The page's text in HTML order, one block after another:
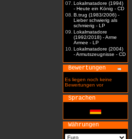
07. Lokalmatadore (1994)
- Heute ein König - CD
08. B.trug (1983/2006) -
Lieber schwierig als
schmierig - LP
09. Lokalmatadore
(1992/2018) - Arme
Armee - LP
10. Lokalmatadore (2004)
- Armutszeugnisse - CD
Bewertungen
Es liegen noch keine
Bewertungen vor
Sprachen
Währungen